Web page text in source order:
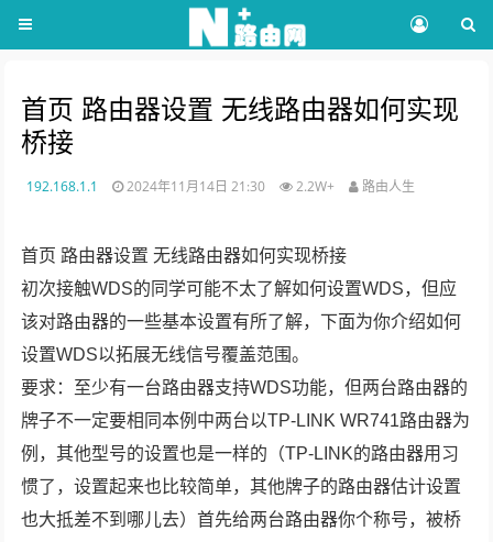
首页 路由器设置 无线路由器如何实现
桥接
192.168.1.1 2024年11月14日 21:30 2.2W+ 路由人生
首页 路由器设置 无线路由器如何实现桥接
初次接触WDS的同学可能不太了解如何设置WDS，但应
该对路由器的一些基本设置有所了解，下面为你介绍如何
设置WDS以拓展无线信号覆盖范围。
要求：至少有一台路由器支持WDS功能，但两台路由器的
牌子不一定要相同本例中两台以TP-LINK WR741路由器为
例，其他型号的设置也是一样的（TP-LINK的路由器用习
惯了，设置起来也比较简单，其他牌子的路由器估计设置
也大抵差不到哪儿去）首先给两台路由器你个称号，被桥